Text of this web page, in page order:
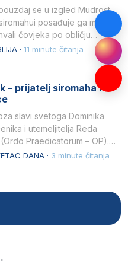
pouzdaj se u izgled Mudrost
posađuje ga među
čovjeka po obličju
· 11 minute čitanja
– prijatelj siromaha i
slavi svetoga Dominika
i utemeljitelja Reda
Praedicatorum – OP).
dubokom ljubavlju prema
DANA · 3 minute čitanja